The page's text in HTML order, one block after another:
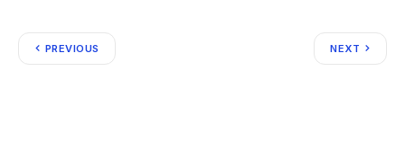
PREVIOUS NEXT